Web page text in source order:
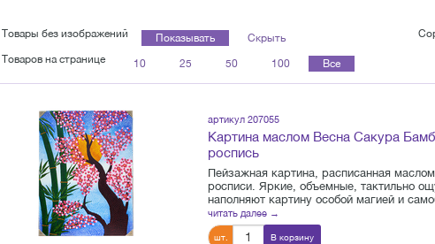
Товары без изображений Показывать Скрыть
Товаров на странице
10 25 50 100 Все
артикул 207055
Картина маслом Весна Сакура
роспись
Пейзажная картина, расписанная
росписи. Яркие, объемные, тактильно
наполняют картину особой магией и
читать далее →
шт. В корзину